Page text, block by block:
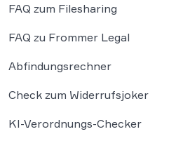
FAQ zum Filesharing
FAQ zu Frommer Legal
Abfindungsrechner
Check zum Widerrufsjoker
KI-Verordnungs-Checker